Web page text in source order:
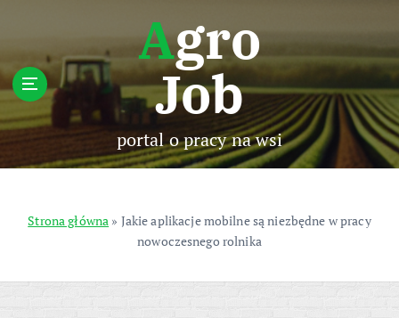
p
t
c
n
Agro
Job
portal o pracy na wsi
Strona główna » Jakie aplikacje mobilne są niezbędne w pracy
nowoczesnego rolnika